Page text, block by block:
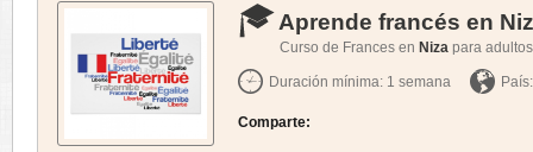
Aprende francés en
Curso de Frances en Niza para adultos
Duración mínima: 1 semana
Comparte: